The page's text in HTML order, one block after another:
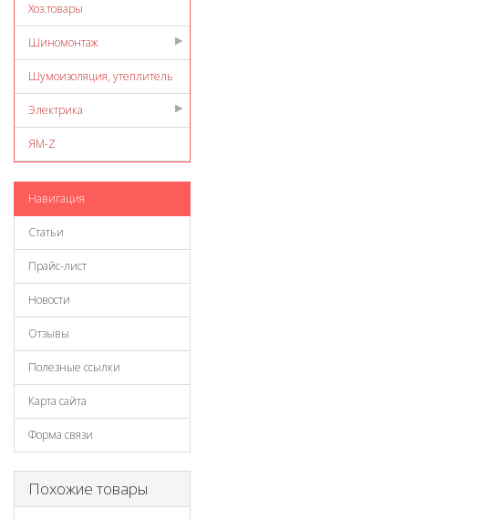
Хоз.товары
Шиномонтаж
Шумоизоляция, утеплитель
Электрика
ЯМ-Z
Навигация
Статьи
Прайс-лист
Новости
Отзывы
Полезные ссылки
Карта сайта
Форма связи
Похожие товары